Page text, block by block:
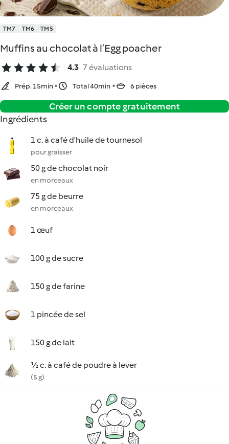
TM7 TM6 TM5
Muffins au chocolat à l’Egg poacher
4.3 7 évaluations
Prép. 15min Total 40min 6 pièces
Créer un compte gratuitement
Ingrédients
1 c. à café d'huile de tournesol
pour graisser
50 g de chocolat noir
en morceaux
75 g de beurre
en morceaux
1 œuf
100 g de sucre
150 g de farine
1 pincée de sel
150 g de lait
½ c. à café de poudre à lever
(5 g)